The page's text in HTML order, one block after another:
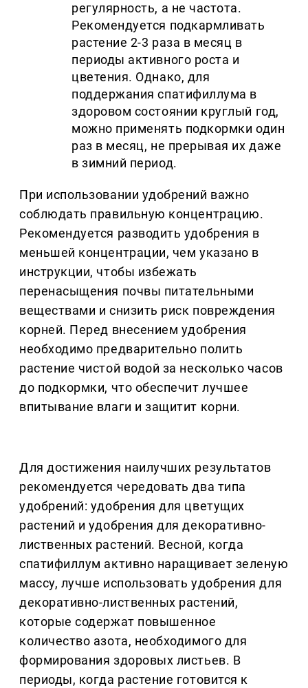
регулярность, а не частота.
Рекомендуется подкармливать
растение 2-3 раза в месяц в
периоды активного роста и
цветения. Однако, для
поддержания спатифиллума в
здоровом состоянии круглый год,
можно применять подкормки один
раз в месяц, не прерывая их даже
в зимний период.
При использовании удобрений важно
соблюдать правильную концентрацию.
Рекомендуется разводить удобрения в
меньшей концентрации, чем указано в
инструкции, чтобы избежать
перенасыщения почвы питательными
веществами и снизить риск повреждения
корней. Перед внесением удобрения
необходимо предварительно полить
растение чистой водой за несколько часов
до подкормки, что обеспечит лучшее
впитывание влаги и защитит корни.
Для достижения наилучших результатов
рекомендуется чередовать два типа
удобрений: удобрения для цветущих
растений и удобрения для декоративно-
лиственных растений. Весной, когда
спатифиллум активно наращивает зеленую
массу, лучше использовать удобрения для
декоративно-лиственных растений,
которые содержат повышенное
количество азота, необходимого для
формирования здоровых листьев. В
периоды, когда растение готовится к